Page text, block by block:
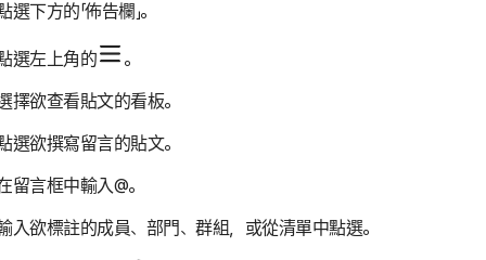
選下方的「佈告欄」。
選左上角的 。
擇欲查看貼文的看板。
選欲撰寫留言的貼文。
留言框中輸入@。
入欲標註的成員、部門、群組，或從清單中點選。